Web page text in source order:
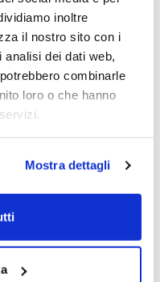
inoltre
il nostro sito con i
dei dati web,
combinarle
loro o che hanno
Mostra dettagli
e idem se ritraccia